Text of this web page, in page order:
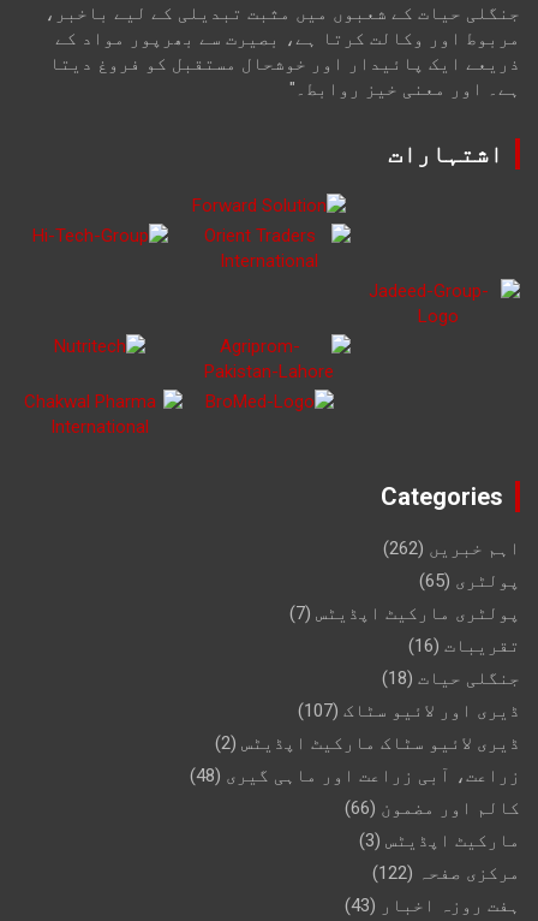
جنگلی حیات کے شعبوں میں مثبت تبدیلی کے لیے باخبر،
مربوط اور وکالت کرتا ہے، بصیرت سے بھرپور مواد کے
ذریعے ایک پائیدار اور خوشحال مستقبل کو فروغ دیتا
ہے۔ اور معنی خیز روابط۔"
اشتہارات
Categories
اہم خبریں (262)
پولٹری (65)
پولٹری مارکیٹ اپڈیٹس (7)
تقریبات (16)
جنگلی حیات (18)
ڈیری اور لائیو سٹاک (107)
ڈیری لائیو سٹاک مارکیٹ اپڈیٹس (2)
زراعت، آبی زراعت اور ماہی گیری (48)
کالم اور مضمون (66)
مارکیٹ اپڈیٹس (3)
مرکزی صفحہ (122)
ہفت روزہ اخبار (43)